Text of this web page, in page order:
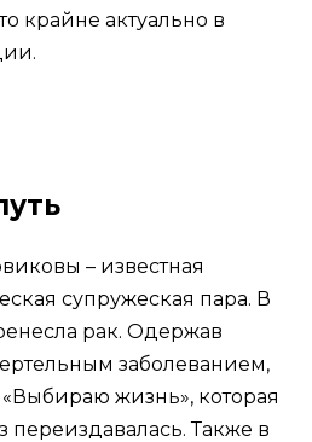
крайне актуально в
– известная
супружеская пара. В
рак. Одержав
заболеванием,
жизнь», которая
переиздавалась. Также в